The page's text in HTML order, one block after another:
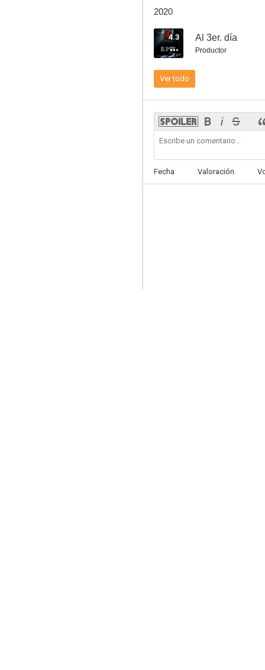
2020
4.3 Al 3er. día
Productor
Ver todo
Fecha Valoración